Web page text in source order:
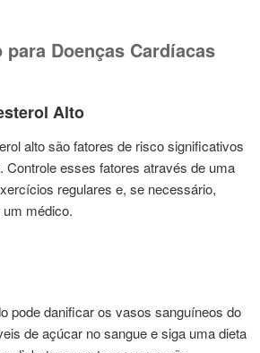
Doenças Cardíacas
Alto
alto são fatores de risco significativos
Controle esses fatores através de uma
regulares e, se necessário,
médico.
pode danificar os vasos sanguíneos do
de açúcar no sangue e siga uma dieta